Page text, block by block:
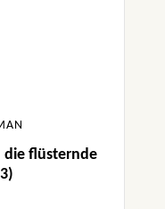
die flüsternde